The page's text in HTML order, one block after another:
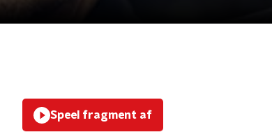
Speel fragment af